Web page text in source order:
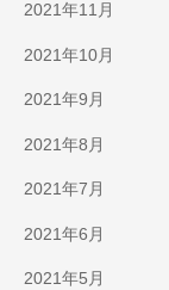
2021年11月
2021年10月
2021年9月
2021年8月
2021年7月
2021年6月
2021年5月